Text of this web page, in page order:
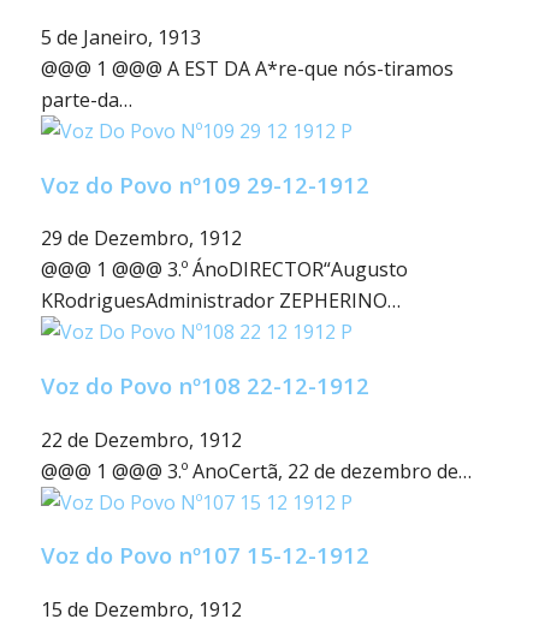
5 de Janeiro, 1913
@@@ 1 @@@ A EST DA A*re-que nós-tiramos
parte-da…
Voz do Povo nº109 29-12-1912
29 de Dezembro, 1912
@@@ 1 @@@ 3.º ÁnoDIRECTOR“Augusto
KRodriguesAdministrador ZEPHERINO…
Voz do Povo nº108 22-12-1912
22 de Dezembro, 1912
@@@ 1 @@@ 3.º AnoCertã, 22 de dezembro de…
Voz do Povo nº107 15-12-1912
15 de Dezembro, 1912